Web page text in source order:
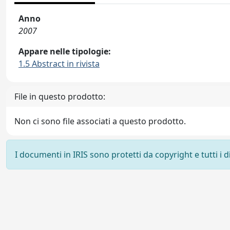
Anno
2007
Appare nelle tipologie:
1.5 Abstract in rivista
File in questo prodotto:
Non ci sono file associati a questo prodotto.
I documenti in IRIS sono protetti da copyright e tutti i